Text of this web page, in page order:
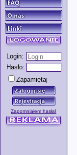
Login:
Hasło:
Zapamiętaj
Zapomniałem hasła!